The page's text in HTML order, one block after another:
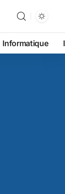
Informatique